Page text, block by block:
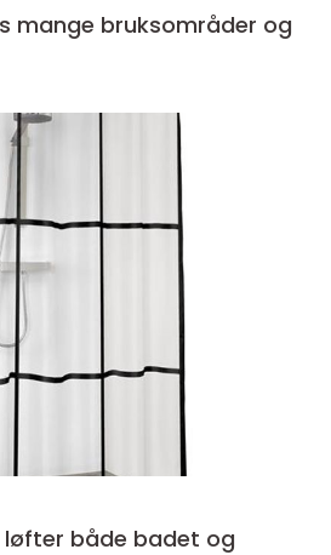
mange bruksområder og
løfter både badet og